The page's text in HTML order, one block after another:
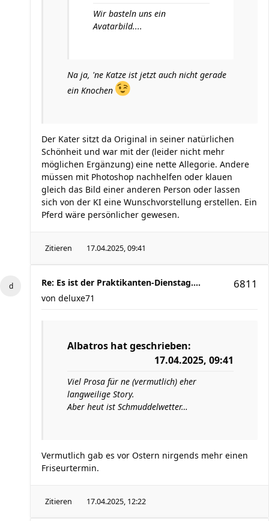
Wir basteln uns ein
Avatarbild....
Na ja, 'ne Katze ist jetzt auch nicht gerade
ein Knochen
Der Kater sitzt da Original in seiner natürlichen
Schönheit und war mit der (leider nicht mehr
möglichen Ergänzung) eine nette Allegorie. Andere
müssen mit Photoshop nachhelfen oder klauen
gleich das Bild einer anderen Person oder lassen
sich von der KI eine Wunschvorstellung erstellen. Ein
Pferd wäre persönlicher gewesen.
Zitieren 17.04.2025, 09:41
Re: Es ist der Praktikanten-Dienstag.... 6811
von deluxe71
Albatros hat geschrieben:
17.04.2025, 09:41
Viel Prosa für ne (vermutlich) eher
langweilige Story.
Aber heut ist Schmuddelwetter…
Vermutlich gab es vor Ostern nirgends mehr einen
Friseurtermin.
Zitieren 17.04.2025, 12:22